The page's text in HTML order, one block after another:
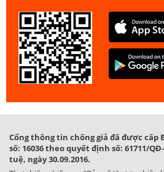
Cổng thông tin chống giả đã được cấp
số: 16036 theo quyết định số: 61711/
tuệ, ngày 30.09.2016.